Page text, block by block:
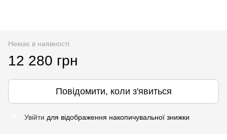
Немає в наявності
12 280 грн
Повідомити, коли з'явиться
Увійти для відображення накопичувальної знижки